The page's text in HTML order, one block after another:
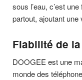
sous l’eau, c’est
partout, ajoutant
Fiabilité de
DOOGEE est une
monde des